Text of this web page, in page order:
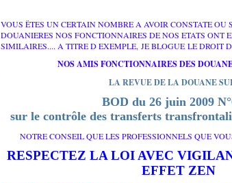
VOUS ËTES UN CERTAIN NOMBRE A AVOIR CONSTATE OU
DOUANIERES NOS FONCTIONNAIRES DE NOS ETATS ONT
SIMILAIRES.... A TITRE D EXEMPLE, JE BLOGUE LE DROIT
NOS AMIS FONCTIONNAIRES DES
LA REVUE DE LA DOUANE
BOD du 26 juin 2009
sur le contrôle des transferts
NOTRE CONSEIL QUE LES PROFESSIONNELS QUE
RESPECTEZ LA LOI AVEC
EFFET ZEN